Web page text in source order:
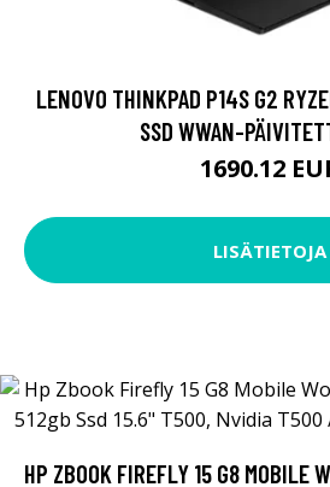
LENOVO THINKPAD P14S G2
SSD WWAN-
1690.12
LISÄTIETOJA
HP ZBOOK FIREFLY 15 G8 MOBILE